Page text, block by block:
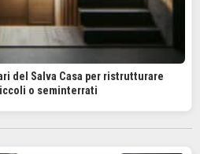
del Salva Casa per ristrutturare
o seminterrati